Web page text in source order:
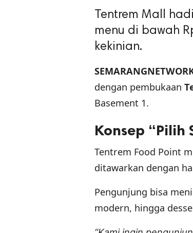
Tentrem Mall
menu di bawah
kekinian.
dengan pembukaan
Basement 1.
Konsep “Pilih
Tentrem Food Point
ditawarkan dengan
Pengunjung bisa
modern, hingga